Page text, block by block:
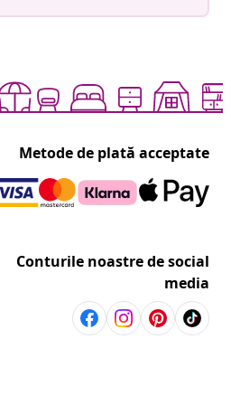
Metode de plată acceptate
Conturile noastre de social
media